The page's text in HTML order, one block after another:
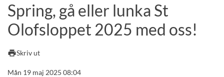
Andra söktjänster
Kurser och program Kursplaner VälkomstbrevPersonal
Spring, gå eller lunka St
Olofsloppet 2025 med oss!
printSkriv ut
Mån 19 maj 2025 08:04